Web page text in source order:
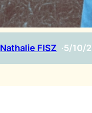
Nathalie FISZ ·5/10/